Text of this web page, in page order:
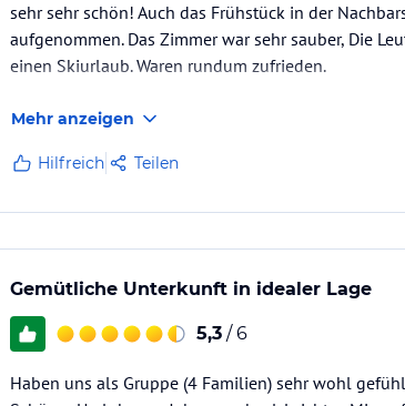
sehr sehr schön! Auch das Frühstück in der
aufgenommen. Das Zimmer war sehr sauber, Die
einen Skiurlaub. Waren rundum zufrieden.
Mehr anzeigen
Hilfreich Teilen
Gemütliche Unterkunft in idealer Lage
5,3 / 6
Haben uns als Gruppe (4 Familien) sehr wohl